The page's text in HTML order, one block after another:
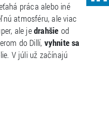
práca alebo iné
atmosféru, ale viac
ale jedrahšie od
do Dillí, vyhnite sa
V júli už začínajú